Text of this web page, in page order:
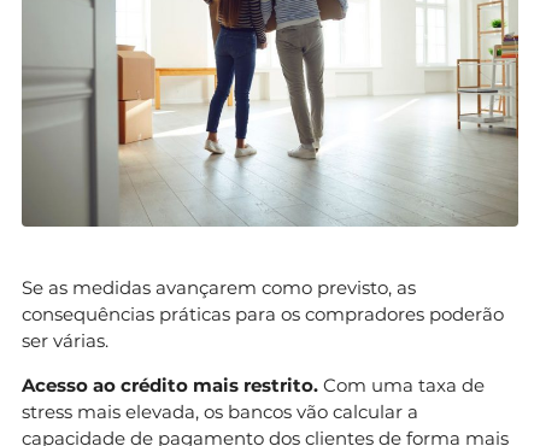
Se as medidas avançarem como previsto, as
consequências práticas para os compradores poderão
ser várias.
Acesso ao crédito mais restrito. Com uma taxa de
stress mais elevada, os bancos vão calcular a
capacidade de pagamento dos clientes de forma mais